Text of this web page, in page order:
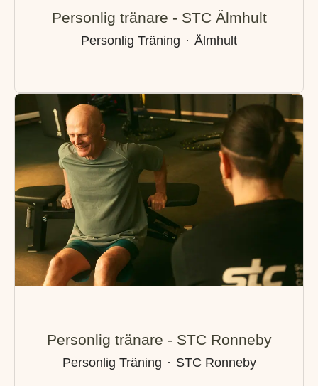
Personlig tränare - STC Älmhult
Personlig Träning · Älmhult
Personlig tränare - STC Ronneby
Personlig Träning · STC Ronneby